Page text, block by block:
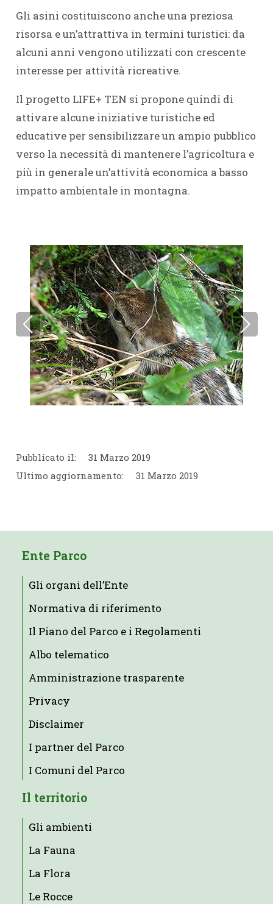
Gli asini costituiscono anche una preziosa
risorsa e un’attrattiva in termini turistici: da
alcuni anni vengono utilizzati con crescente
interesse per attività ricreative.
Il progetto LIFE+ TEN si propone quindi di
attivare alcune iniziative turistiche ed
educative per sensibilizzare un ampio pubblico
verso la necessità di mantenere l’agricoltura e
più in generale un’attività economica a basso
impatto ambientale in montagna.
Pubblicato il:
31 Marzo 2019
Ultimo aggiornamento:
31 Marzo 2019
Ente Parco
Gli organi dell’Ente
Normativa di riferimento
Il Piano del Parco e i Regolamenti
Albo telematico
Amministrazione trasparente
Privacy
Disclaimer
I partner del Parco
I Comuni del Parco
Il territorio
Gli ambienti
La Fauna
La Flora
Le Rocce